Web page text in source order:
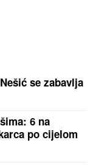
se zabavlja
6 na
po cijelom